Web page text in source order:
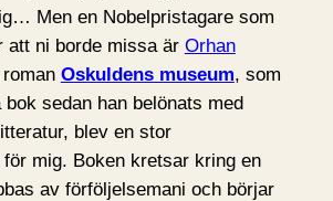
Men en Nobelpristagare som
att ni borde missa är Orhan
Oskuldens museum, som
sedan han belönats med
blev en stor
mig. Boken kretsar kring en
av förföljelsemani och börjar